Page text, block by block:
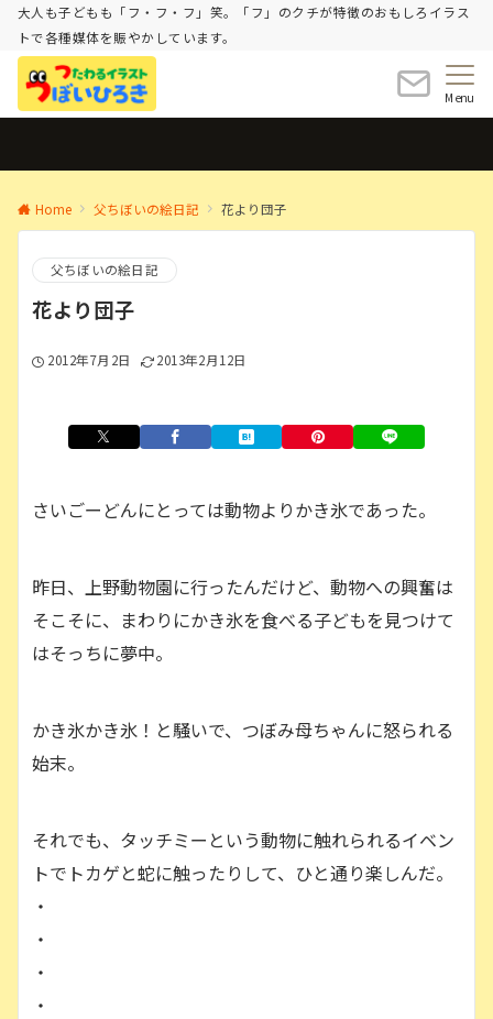
大人も子どもも「フ・フ・フ」笑。「フ」のクチが特徴のおもしろイラス
トで各種媒体を賑やかしています。
Menu
Home 父ちぼいの絵日記 花より団子
父ちぼいの絵日記
花より団子
2012年7月2日 2013年2月12日
さいごーどんにとっては動物よりかき氷であった。
昨日、上野動物園に行ったんだけど、動物への興奮は
そこそに、まわりにかき氷を食べる子どもを見つけて
はそっちに夢中。
かき氷かき氷！と騒いで、つぼみ母ちゃんに怒られる
始末。
それでも、タッチミーという動物に触れられるイベン
トでトカゲと蛇に触ったりして、ひと通り楽しんだ。
・
・
・
・